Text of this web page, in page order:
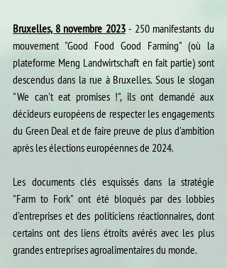
Bruxelles, 8 novembre 2023 - 250 manifestants du
mouvement "Good Food Good Farming" (où la
plateforme Meng Landwirtschaft en fait partie) sont
descendus dans la rue à Bruxelles. Sous le slogan
"We can't eat promises !", ils ont demandé aux
décideurs européens de respecter les engagements
du Green Deal et de faire preuve de plus d'ambition
après les élections européennes de 2024.
Les documents clés esquissés dans la stratégie
"Farm to Fork" ont été bloqués par des lobbies
d'entreprises et des politiciens réactionnaires, dont
certains ont des liens étroits avérés avec les plus
grandes entreprises agroalimentaires du monde.